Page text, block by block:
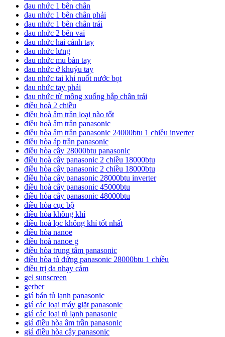
đau nhức 1 bên chân
đau nhức 1 bên chân phải
đau nhức 1 bên chân trái
đau nhức 2 bên vai
đau nhức hai cánh tay
đau nhức lưng
đau nhức mu bàn tay
đau nhức ở khuỷu tay
đau nhức tai khi nuốt nước bọt
đau nhức tay phải
đau nhức từ mông xuống bắp chân trái
điều hoà 2 chiều
điều hoà âm trần loại nào tốt
điều hoà âm trần panasonic
điều hòa âm trần panasonic 24000btu 1 chiều inverter
điều hòa áp trần panasonic
điều hòa cây 28000btu panasonic
điều hoà cây panasonic 2 chiều 18000btu
điều hòa cây panasonic 2 chiều 18000btu
điều hòa cây panasonic 28000btu inverter
điều hoà cây panasonic 45000btu
điều hòa cây panasonic 48000btu
điều hòa cục bộ
điều hòa không khí
điều hoà lọc không khí tốt nhất
điều hòa nanoe
điều hoà nanoe g
điều hòa trung tâm panasonic
điều hòa tủ đứng panasonic 28000btu 1 chiều
điều trị da nhạy cảm
gel sunscreen
gerber
giá bán tủ lạnh panasonic
giá các loại máy giặt panasonic
giá các loại tủ lạnh panasonic
giá điều hòa âm trần panasonic
giá điều hòa cây panasonic